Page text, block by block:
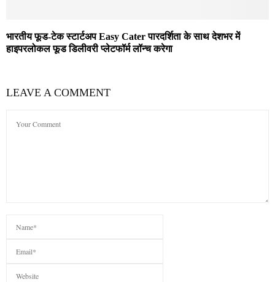
भारतीय फूड-टेक स्टार्टअप Easy Cater पारदर्शिता के साथ देशभर में
हाइपरलोकल फूड डिलीवरी प्लेटफॉर्म लॉन्च करेगा
LEAVE A COMMENT